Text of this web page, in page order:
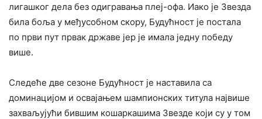
лигашког дела без одигравања плеј-офа. Иако је Звезда
била боља у међусобном скору, Будућност је постала
по први пут првак државе јер је имала једну победу
више.
Следеће две сезоне Будућност је наставила са
доминацијом и освајањем шампионских титула највише
захваљујући бившим кошаркашима Звезде који су у том